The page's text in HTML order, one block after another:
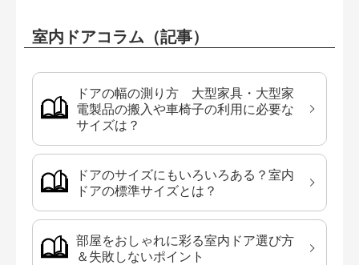
室内ドアコラム（記事）
ドアの幅の測り方 大型家具・大型家
電製品の搬入や車椅子の利用に必要な
サイズは？
ドアのサイズにもいろいろある？室内
ドアの標準サイズとは？
部屋をおしゃれに彩る室内ドア選び方
＆失敗しないポイント